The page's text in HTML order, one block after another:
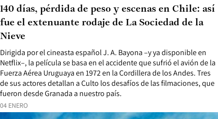
04 ENERO
Dirigida por el cineasta español J. A. Bayona –y ya disponible en
Netflix–, la película se basa en el accidente que sufrió el avión de la
Fuerza Aérea Uruguaya en 1972 en la Cordillera de los Andes. Tres
de sus actores detallan a Culto los desafíos de las filmaciones, que
fueron desde Granada a nuestro país.
140 días, pérdida de peso y escenas en Chile: así
fue el extenuante rodaje de La Sociedad de la
Nieve